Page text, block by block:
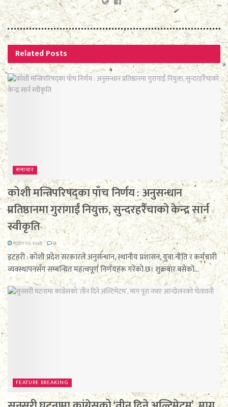
RelatedPosts
समाचार
कोशी मन्त्रिपरिषद्का पाँच निर्णय : अनुसन्धान
प्रतिष्ठानमा गुरागाईं नियुक्त, सुन्दरहरैँचाको केन्द्र सार्न
स्वीकृति
साउन २२, २०८३ 0
इटहरी : कोशी प्रदेश सरकारले अनुसन्धान, स्थानीय प्रशासन, युवा नीति र कर्मचारी
व्यवस्थापनसँग सम्बन्धित महत्वपूर्ण निर्णयहरू गरेको छ। शुक्रबार बसेको...
FEATURE BREAKING